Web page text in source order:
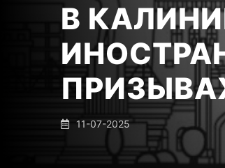
В
11-07-2025